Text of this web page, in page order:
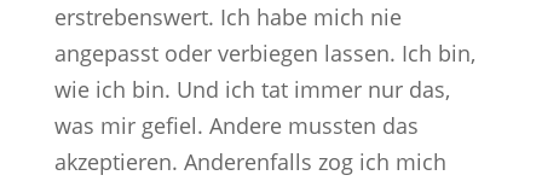
erstrebenswert. Ich habe mich nie
angepasst oder verbiegen lassen. Ich bin,
wie ich bin. Und ich tat immer nur das,
was mir gefiel. Andere mussten das
akzeptieren. Anderenfalls zog ich mich